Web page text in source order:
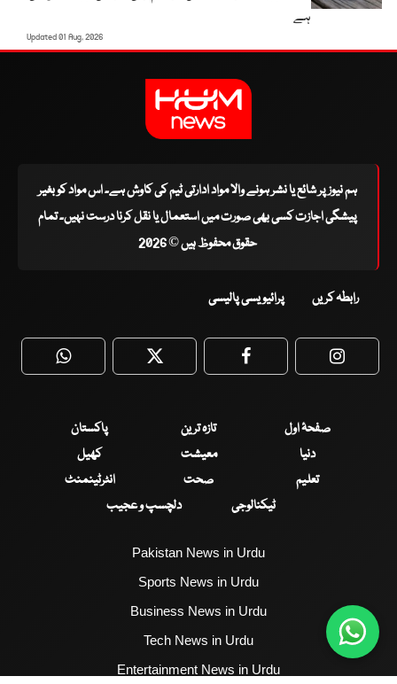
ہے
Updated 01 Aug, 2026
ہم نیوز پر شائع یا نشر ہونے والا مواد ادارتی ٹیم کی کاوش ہے۔ اس مواد کو بغیر
پیشگی اجازت کسی بھی صورت میں استعمال یا نقل کرنا درست نہیں۔ تمام
حقوق محفوظ ہیں © 2026
رابطہ کریں پرائیویسی پالیسی
WhatsApp Twitter Facebook
صفحۂ اول تازہ ترین
پاکستان
دنیا
معیشت
کھیل
تعلیم
صحت
انٹرٹینمنٹ
ٹیکنالوجی
دلچسپ و عجیب
Pakistan News in Urdu
Sports News in Urdu
Business News in Urdu
Tech News in Urdu
Entertainment News in Urdu